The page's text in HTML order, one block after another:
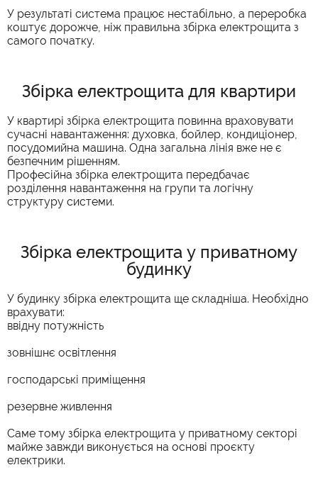
У результаті система працює нестабільно, а переробка
коштує дорожче, ніж правильна збірка електрощита з
самого початку.
Збірка електрощита для квартири
У квартирі збірка електрощита повинна враховувати
сучасні навантаження: духовка, бойлер, кондиціонер,
посудомийна машина. Одна загальна лінія вже не є
безпечним рішенням.
Професійна збірка електрощита передбачає
розділення навантаження на групи та логічну
структуру системи.
Збірка електрощита у приватному
будинку
У будинку збірка електрощита ще складніша. Необхідно
врахувати:
ввідну потужність
зовнішнє освітлення
господарські приміщення
резервне живлення
Саме тому збірка електрощита у приватному секторі
майже завжди виконується на основі проєкту
електрики.